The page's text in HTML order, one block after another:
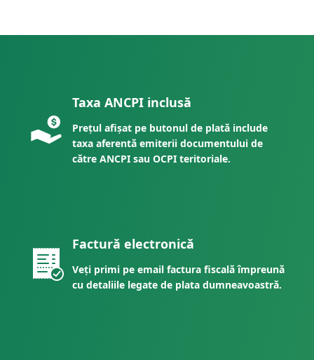
Taxa ANCPI inclusă
Prețul afișat pe butonul de plată include
taxa aferentă emiterii documentului de
către ANCPI sau OCPI teritoriale.
Factură electronică
Veți primi pe email factura fiscală împreună
cu detaliile legate de plata dumneavoastră.